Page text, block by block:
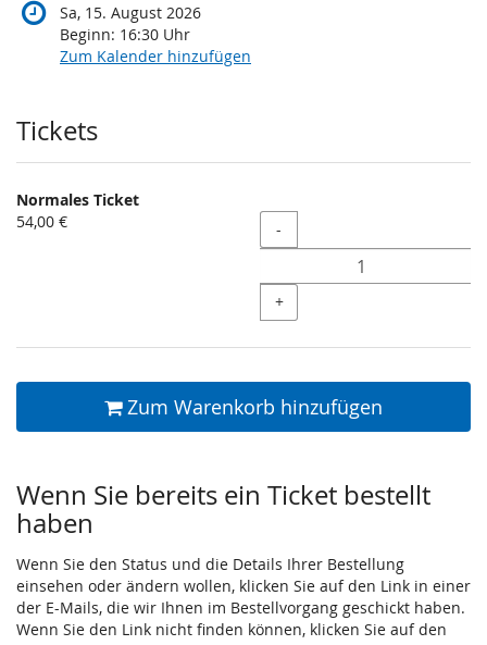
Sa, 15. August 2026
Beginn: 16:30 Uhr
Zum Kalender hinzufügen
Produkte
Tickets
Normales Ticket
54,00 €
Menge
-
+
Zum Warenkorb hinzufügen
Wenn Sie bereits ein Ticket bestellt
haben
Wenn Sie den Status und die Details Ihrer Bestellung
einsehen oder ändern wollen, klicken Sie auf den Link in einer
der E-Mails, die wir Ihnen im Bestellvorgang geschickt haben.
Wenn Sie den Link nicht finden können, klicken Sie auf den